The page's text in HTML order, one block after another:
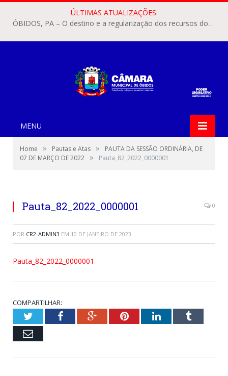
ÚLTIMAS ATUALIZAÇÕES:
ÓBIDOS, PA – O destino e a regularização dos recursos dos Precatórios do FUNDEF (Fundo de Manutenção e Desenvolvimento do Ensino Fundamental e de Valorização do Magistério) voltaram a pautar as discussões na Câmara Municipal de Óbidos.
MENU
Home » Pautas e Atas »
PAUTA DA SESSÃO ORDINÁRIA, DE
07 DE MARÇO DE 2022 » Pauta_82_2022_0000001
Pauta_82_2022_0000001 0
POR CR2-ADMIN3 EM 10 DE JANEIRO DE 2023
Pauta_82_2022_0000001
COMPARTILHAR:
TwitterFacebookGoogle+PinterestLinkedInTumblr
Email